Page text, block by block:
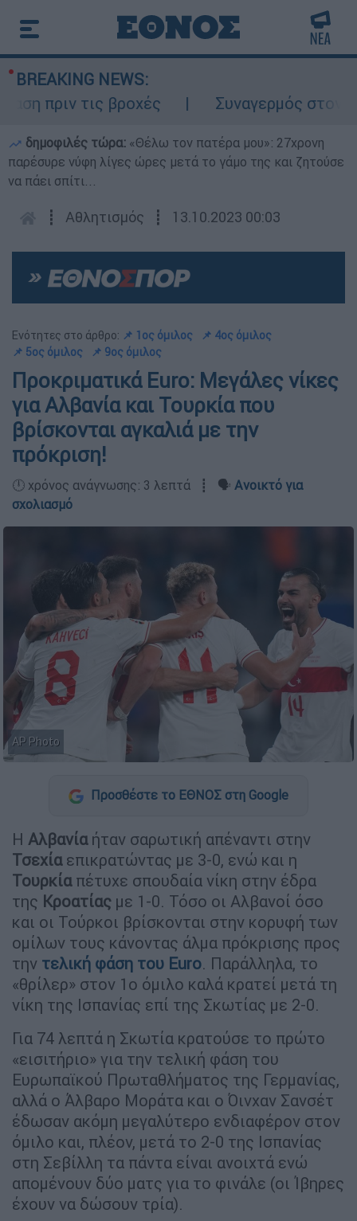
BREAKING NEWS:
τις βροχές
Συναγερμός στον
δημοφιλές τώρα: «Θέλω τον πατέρα μου»: 27χρονη
παρέσυρε νύφη λίγες ώρες μετά το γάμο της και ζητούσε
να πάει σπίτι...
┋ Αθλητισμός ┋ 13.10.2023 00:03
Ενότητες στο άρθρο: 📌 1ος όμιλος
📌 4ος όμιλος
📌 5ος όμιλος
📌 9ος όμιλος
Προκριματικά Euro: Μεγάλες νίκες
για Αλβανία και Τουρκία που
βρίσκονται αγκαλιά με την
πρόκριση!
🕛 χρόνος ανάγνωσης: 3 λεπτά ┋ 🗣️ Ανοικτό για
σχολιασμό
AP Photo
Προσθέστε το ΕΘΝΟΣ στη Google
Η Αλβανίαήταν σαρωτική απέναντι στην
Τσεχίαεπικρατώντας με 3-0, ενώ και η
Τουρκίαπέτυχε σπουδαία νίκη στην έδρα
της Κροατίας με 1-0. Τόσο οι Αλβανοί όσο
και οι Τούρκοι βρίσκονται στην κορυφή των
ομίλων τους κάνοντας άλμα πρόκρισης προς
την τελική φάση του Euro. Παράλληλα, το
«θρίλερ» στον 1ο όμιλο καλά κρατεί μετά τη
νίκη της Ισπανίας επί της Σκωτίας με 2-0.
Για 74 λεπτά η Σκωτία κρατούσε το πρώτο
«εισιτήριο» για την τελική φάση του
Ευρωπαϊκού Πρωταθλήματος της Γερμανίας,
αλλά ο Άλβαρο Μοράτα και ο Όινχαν Σανσέτ
έδωσαν ακόμη μεγαλύτερο ενδιαφέρον στον
όμιλο και, πλέον, μετά το 2-0 της Ισπανίας
στη Σεβίλλη τα πάντα είναι ανοιχτά ενώ
απομένουν δύο ματς για το φινάλε (οι Ίβηρες
έχουν να δώσουν τρία).